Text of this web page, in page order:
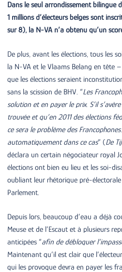
Dans le seul arrondissement bilingue
1 millions d’électeurs belges sont
sur 8), la N-VA n’a obtenu qu’un
De plus, avant les élections, tous les
la N-VA et le Vlaams Belang en tête
que les élections seraient
sans la scission de BHV. “Les
solution et en payer le prix. S’il
trouvée et qu’en 2011 des élections
ce sera le problème des Francophones.
automatiquement dans ce cas” (De
déclara un certain négociateur royal
élections ont bien eu lieu et les soi-
oubliant leur rhétorique pré-
Parlement.
Depuis lors, beaucoup d’eau a déjà
Meuse et de l’Escaut et à plusieurs
anticipées “afin de débloquer
Maintenant qu’il est clair que
qui les provoque devra en payer les